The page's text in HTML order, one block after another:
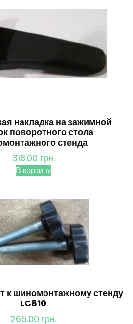
накладка на зажимной
поворотного стола
стенда
318.00 грн.
В корзину
к шиномонтажному стенду
LC810
265.00 грн.